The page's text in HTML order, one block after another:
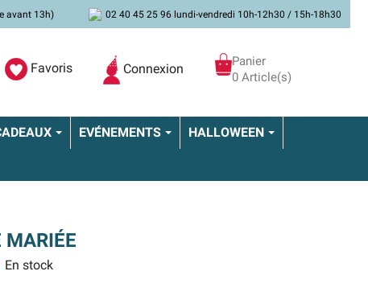
avant 13h) 02 40 45 25 96 lundi-vendredi 10h-12h30 / 15h-18h30
Favoris Connexion
Panier
0 Article(s)
EVÉNEMENTS HALLOWEEN
MARIÉE
En stock